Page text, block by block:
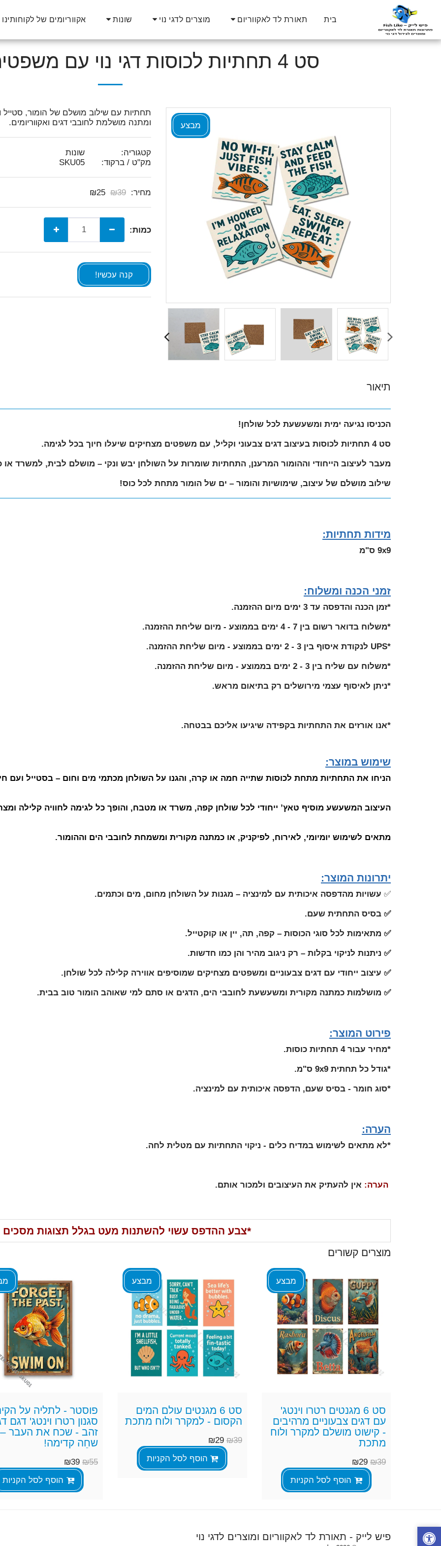
בית תאורת לד לאקווריום מוצרים לדגי נוי שונות אקווריומים של לקוחותינו
סט 4 תחתיות לכוסות דגי נוי עם משפטים משעשעים
מבצע
תחתיות עם שילוב מושלם של הומור, סטייל
ומתנה מושלמת לחובבי דגים ואקווריומים.
קטגוריה:
שונות
מק"ט / ברקוד:
SKU05
מחיר: ₪39
₪25
כמות:
קנה עכשיו!
תיאור
הכניסו נגיעה ימית ומשעשעת לכל שולחן!
סט 4 תחתיות לכוסות בעיצוב דגים צבעוני וקליל, עם משפטים מצחיקים שיעלו חיוך בכל לגימה.
מעבר לעיצוב הייחודי וההומור המרענן, התחתיות שומרות על השולחן יבש ונקי – מושלם לבית, למשרד או
שילוב מושלם של עיצוב, שימושיות והומור – ים של הומור מתחת לכל כוס!
מידות תחתיות:
9x9 ס"מ
זמני הכנה ומשלוח:
*זמן הכנה והדפסה עד 3 ימים מיום ההזמנה.
*משלוח בדואר רשום בין 7 - 4 ימים בממוצע - מיום שליחת ההזמנה.
*UPS לנקודת איסוף בין 3 - 2 ימים בממוצע - מיום שליחת ההזמנה.
*משלוח עם שליח בין 3 - 2 ימים בממוצע - מיום שליחת ההזמנה.
*ניתן לאיסוף עצמי מירושלים רק בתיאום מראש.
*אנו אורזים את התחתיות בקפידה שיגיעו אליכם בבטחה.
שימוש במוצר:
הניחו את התחתיות מתחת לכוסות שתייה חמה או קרה, והגנו על השולחן מכתמי מים וחום – בסטייל ועם
העיצוב המשעשע מוסיף טאץ’ ייחודי לכל שולחן קפה, משרד או מטבח, והופך כל לגימה לחוויה קלילה
מתאים לשימוש יומיומי, לאירוח, לפיקניק, או כמתנה מקורית ומשמחת לחובבי הים וההומור.
יתרונות המוצר:
✅ עשויות מהדפסה איכותית עם למינציה – מגנות על השולחן מחום, מים וכתמים.
✅ בסיס התחתית שעם.
✅ מתאימות לכל סוגי הכוסות – קפה, תה, יין או קוקטייל.
✅ ניתנות לניקוי בקלות – רק ניגוב מהיר והן כמו חדשות.
✅ עיצוב ייחודי עם דגים צבעוניים ומשפטים מצחיקים שמוסיפים אווירה קלילה לכל שולחן.
✅ מושלמות כמתנה מקורית ומשעשעת לחובבי הים, הדגים או סתם למי שאוהב הומור טוב בבית.
פירוט המוצר:
*מחיר עבור 4 תחתיות כוסות.
*גודל כל תחתית 9x9 ס"מ.
*סוג חומר - בסיס שעם, הדפסה איכותית עם למינציה.
הערה:
*לא מתאים לשימוש במדיח כלים - ניקוי התחתיות עם מטלית לחה.
הערה: אין להעתיק את העיצובים ולמכור אותם.
*צבע ההדפס עשוי להשתנות מעט בגלל תצוגות מסכים
מוצרים קשורים
מבצע
סט 6 מגנטים רטרו וינטג'
עם דגים צבעוניים מרהיבים
- קישוט מושלם למקרר ולוח
מתכת
₪39
₪29
הוסף לסל הקניות
מבצע
סט 6 מגנטים עולם המים
הקסום - למקרר ולוח מתכת
₪39
₪29
הוסף לסל הקניות
פוסטר - לתליה על
סגנון רטרו וינטג' דגם
זהב - שכח את העבר –
שחֵה קדימה!
₪55
₪39
הוסף לסל הקניות
פיש לייק - תאורת לד לאקווריום ומוצרים לדגי נוי